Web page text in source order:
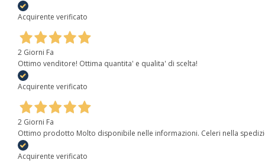
Acquirente verificato
2 Giorni Fa
Ottimo venditore! Ottima quantita' e qualita' di scelta!
Acquirente verificato
2 Giorni Fa
Ottimo prodotto Molto disponibile nelle informazioni. Celeri nella
Acquirente verificato